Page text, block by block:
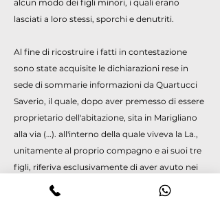
alcun modo dei figli minori, i quali erano
lasciati a loro stessi, sporchi e denutriti.
Al fine di ricostruire i fatti in contestazione
sono state acquisite le dichiarazioni rese in
sede di sommarie informazioni da Quartucci
Saverio, il quale, dopo aver premesso di essere
proprietario dell'abitazione, sita in Marigliano
alla via (…). all'interno della quale viveva la La.,
unitamente al proprio compagno e ai suoi tre
figli, riferiva esclusivamente di aver avuto nei
novembre del 2020 una conversazione
telefonica con la persona offesa, nel corso